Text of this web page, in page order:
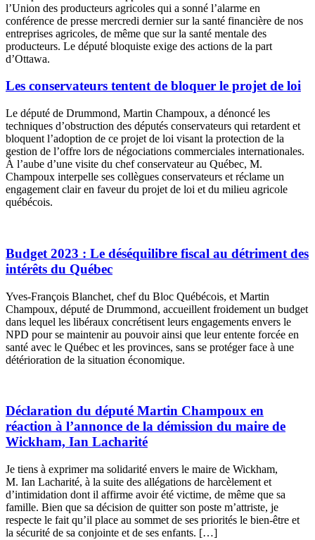
l’Union des producteurs agricoles qui a sonné l’alarme en
conférence de presse mercredi dernier sur la santé financière de nos
entreprises agricoles, de même que sur la santé mentale des
producteurs. Le député bloquiste exige des actions de la part
d’Ottawa.
Les conservateurs tentent de bloquer le projet de loi
Le député de Drummond, Martin Champoux, a dénoncé les
techniques d’obstruction des députés conservateurs qui retardent et
bloquent l’adoption de ce projet de loi visant la protection de la
gestion de l’offre lors de négociations commerciales internationales.
À l’aube d’une visite du chef conservateur au Québec, M.
Champoux interpelle ses collègues conservateurs et réclame un
engagement clair en faveur du projet de loi et du milieu agricole
québécois.
Budget 2023 : Le déséquilibre fiscal au détriment des
intérêts du Québec
Yves-François Blanchet, chef du Bloc Québécois, et Martin
Champoux, député de Drummond, accueillent froidement un budget
dans lequel les libéraux concrétisent leurs engagements envers le
NPD pour se maintenir au pouvoir ainsi que leur entente forcée en
santé avec le Québec et les provinces, sans se protéger face à une
détérioration de la situation économique.
Déclaration du député Martin Champoux en
réaction à l’annonce de la démission du maire de
Wickham, Ian Lacharité
Je tiens à exprimer ma solidarité envers le maire de Wickham,
M. Ian Lacharité, à la suite des allégations de harcèlement et
d’intimidation dont il affirme avoir été victime, de même que sa
famille. Bien que sa décision de quitter son poste m’attriste, je
respecte le fait qu’il place au sommet de ses priorités le bien-être et
la sécurité de sa conjointe et de ses enfants. […]